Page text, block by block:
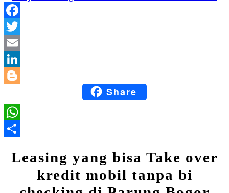
BloggerShare
Leasing yang bisa Take over
kredit mobil tanpa bi